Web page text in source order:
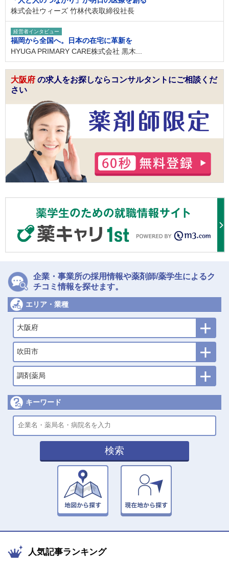
株式会社ウィーズ 竹林代表取締役社長
経営者インタビュー
福岡から全国へ。日本の在宅に革新を
HYUGA PRIMARY CARE株式会社 黒木...
大阪府 の求人をお探しならコンサルタントにご相談くだ
さい
企業・事業所の採用情報や薬剤師/薬学生によるク
チコミ情報を探せます。
エリア・業種
大阪府
吹田市
調剤薬局
キーワード
検索
人気記事ランキング